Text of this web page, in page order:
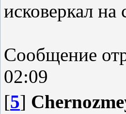
исковеркал
Сообщение
02:09
[5]